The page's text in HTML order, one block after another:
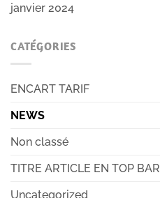
janvier 2024
CATÉGORIES
ENCART TARIF
NEWS
Non classé
TITRE ARTICLE EN TOP BAR
Uncategorized